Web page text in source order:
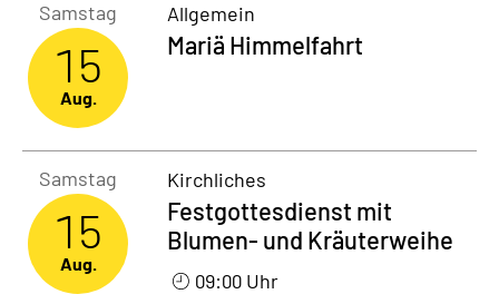
Samstag
15
Aug.
Mariä Himmelfahrt
Allgemein
Samstag
15
Aug.
Festgottesdienst mit
Blumen- und Kräuterweihe
Kirchliches
09:00 Uhr